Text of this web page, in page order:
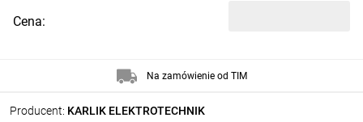
Producent: KARLIK ELEKTROTECHNIK
Cena:
Na zamówienie od TIM